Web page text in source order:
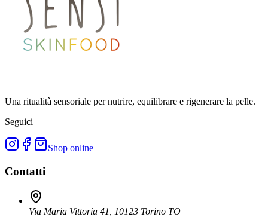
Una ritualità sensoriale per nutrire, equilibrare e rigenerare la pelle.
Seguici
Shop online
Contatti
Via Maria Vittoria 41, 10123 Torino TO